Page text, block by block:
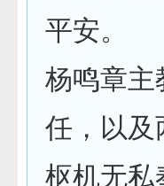
平安。
杨鸣章主
任，以及
枢机无私